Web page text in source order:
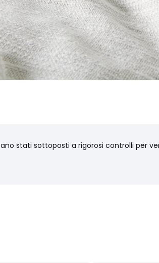
stati sottoposti a rigorosi controlli per